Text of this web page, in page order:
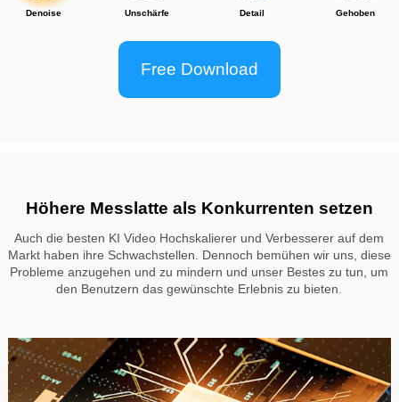
erhöht haben und es viel klarer ist. Man kann die
viel und trotzdem viel klarer.
Video-Review des Youtubers ansehen
Free Download
Höhere Messlatte als Konkurrenten setzen
Auch die besten KI Video Hochskalierer und Verbesserer auf dem
Markt haben ihre Schwachstellen. Dennoch bemühen wir uns, diese
Probleme anzugehen und zu mindern und unser Bestes zu tun, um
den Benutzern das gewünschte Erlebnis zu bieten.